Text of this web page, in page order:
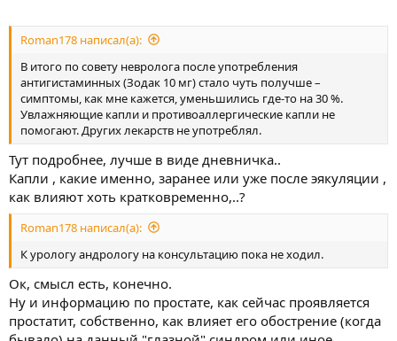
Roman178 написал(а):
В итого по совету невролога после употребления
антигистаминных (Зодак 10 мг) стало чуть получше –
симптомы, как мне кажется, уменьшились где-то на 30 %.
Увлажняющие капли и противоаллергические капли не
помогают. Других лекарств не употреблял.
Тут подробнее, лучше в виде дневничка..
Капли , какие именно, заранее или уже после эякуляции ,
как влияют хоть кратковременно,..?
Roman178 написал(а):
К урологу андрологу на консультацию пока не ходил.
Ок, смысл есть, конечно.
Ну и информацию по простате, как сейчас проявляется
простатит, собственно, как влияет его обострение (когда